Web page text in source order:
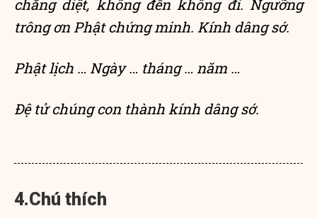
chẳng diệt, không đến không đi. Ngưỡng
trông ơn Phật chứng minh. Kính dâng sớ.
Phật lịch … Ngày … tháng … năm …
Đệ tử chúng con thành kính dâng sớ.
4.Chú thích